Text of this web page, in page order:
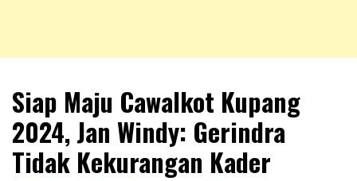
NKRIPOST
Siap Maju Cawalkot Kupang
2024, Jan Windy: Gerindra
Tidak Kekurangan Kader